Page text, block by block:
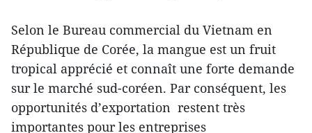
Selon le Bureau commercial du Vietnam en
République de Corée, la mangue est un fruit
tropical apprécié et connaît une forte demande
sur le marché sud-coréen. Par conséquent, les
opportunités d’exportation restent très
importantes pour les entreprises